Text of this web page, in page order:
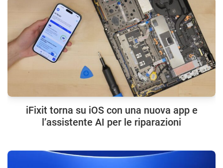
iFixit torna su iOS con una nuova app e
l’assistente AI per le riparazioni